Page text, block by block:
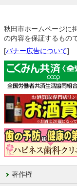
秋田市ホームページに
の内容を保証するもの
[バナー広告について]
著作権